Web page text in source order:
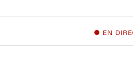
EN